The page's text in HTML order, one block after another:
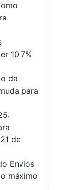
10,7%
da
para
de
Envios
máximo